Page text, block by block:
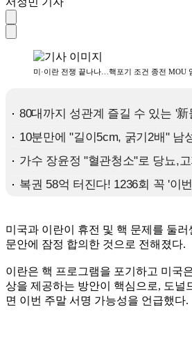
미·이란 전쟁 끝나나…핵포기 조건 종전 MOU
미국과 이란이 휴전 및 핵 문제를 둘
문안에 잠정 합의한 것으로 전해졌다.
이란은 핵 프로그램을 포기하고 미국
상을 제공하는 방안이 핵심으로, 도널
면 이번 주말 서명 가능성을 언급했다.